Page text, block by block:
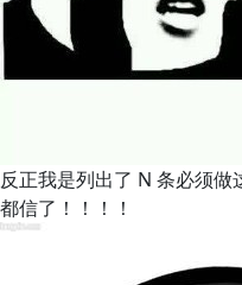
反正我是列出了 N 条必须
都信了！！！！